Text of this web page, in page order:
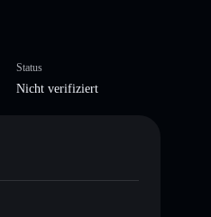
Status
Nicht verifiziert